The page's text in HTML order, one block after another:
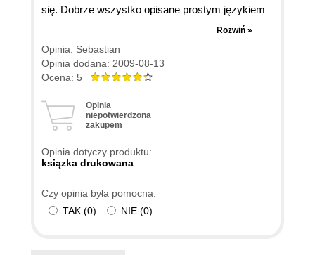
się. Dobrze wszystko opisane prostym językiem
jest trochę podstaw ale i są rozszerzone projekty.
Masz problemy z testowaniem strony w rożnych
przeglądarkach skorzystaj z tej książki a twoje
problemy znikną. Gorąco ją polecam.
Rozwiń »
Opinia: Sebastian
Opinia dodana: 2009-08-13
Ocena: 5
Opinia
niepotwierdzona
zakupem
Opinia dotyczy produktu:
ksiązka drukowana
Czy opinia była pomocna:
TAK (0) NIE (0)